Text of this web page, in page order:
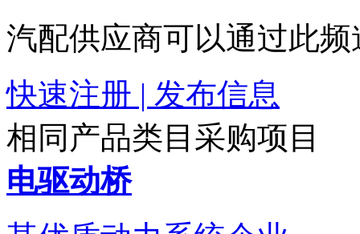
汽配供应商可以通过此
快速注册 | 发布信息
相同产品类目采购项目
电驱动桥